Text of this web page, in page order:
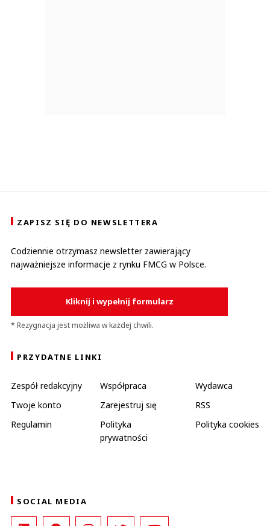
ZAPISZ SIĘ DO NEWSLETTERA
Codziennie otrzymasz newsletter zawierający
najważniejsze informacje z rynku FMCG w Polsce.
Kliknij i wypełnij formularz
* Rezygnacja jest możliwa w każdej chwili.
PRZYDATNE LINKI
Zespół redakcyjny Współpraca
Wydawca
Twoje konto
Zarejestruj się
RSS
Regulamin
Polityka
prywatności
Polityka cookies
SOCIAL MEDIA